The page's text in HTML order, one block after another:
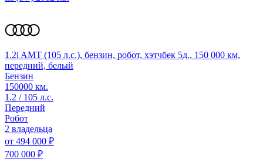
1.2i AMT (105 л.с.), бензин, робот, хэтчбек 5д., 150 000 км,
передний, белый
Бензин
150000 км.
1.2 / 105 л.с.
Передний
Робот
2 владельца
от 494 000 ₽
700 000 ₽